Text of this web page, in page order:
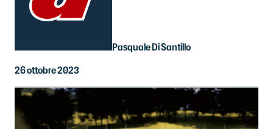
Pasquale Di Santillo
26 ottobre 2023